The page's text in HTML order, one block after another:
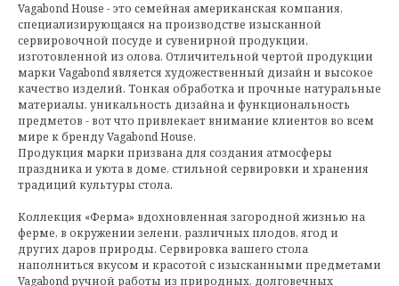
Vagabond House - это семейная американская компания,
специализирующаяся на производстве изысканной
сервировочной посуде и сувенирной продукции,
изготовленной из олова. Отличительной чертой продукции
марки Vagabond является художественный дизайн и высокое
качество изделий. Тонкая обработка и прочные натуральные
материалы, уникальность дизайна и функциональность
предметов - вот что привлекает внимание клиентов во всем
мире к бренду Vagabond House.
Продукция марки призвана для создания атмосферы
праздника и уюта в доме, стильной сервировки и хранения
традиций культуры стола.
Коллекция «Ферма» вдохновленная загородной жизнью на
ферме, в окружении зелени, различных плодов, ягод и
других даров природы. Сервировка вашего стола
наполниться вкусом и красотой с изысканными предметами
Vagabond ручной работы из природных, долговечных